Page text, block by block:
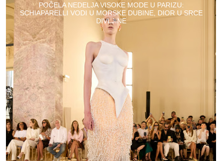
POČELA NEDELJA VISOKE MODE U PARIZU:
SCHIAPARELLI VODI U MORSKE DUBINE, DIOR U SRCE
DIVLJINE